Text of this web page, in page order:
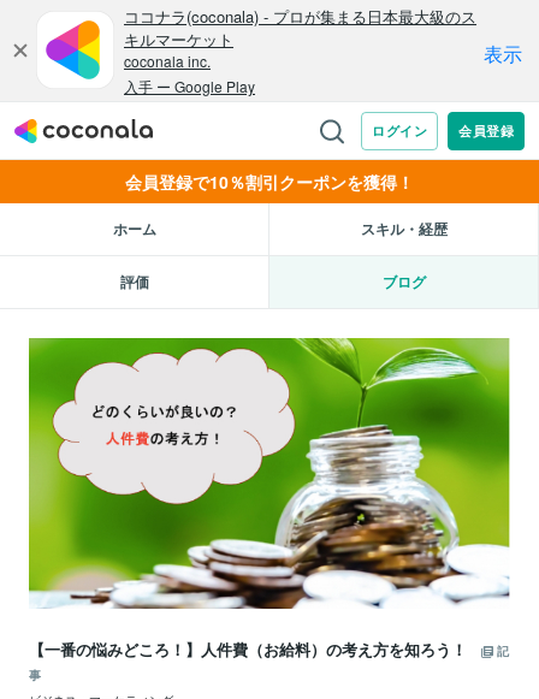
会員登録で10％割引クーポンを獲得！
ホーム スキル・経歴
評価 ブログ
【一番の悩みどころ！】人件費（お給料）の考え方を知ろう！
記
事